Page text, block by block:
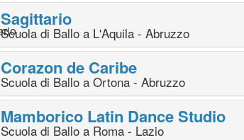
Sagittario
Scuola di Ballo a L'Aquila - Abruzzo
Corazon de Caribe
Scuola di Ballo a Ortona - Abruzzo
Mamborico Latin Dance Studio
Scuola di Ballo a Roma - Lazio